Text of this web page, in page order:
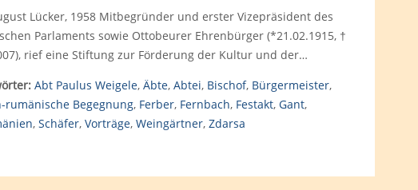
Lücker, 1958 Mitbegründer und erster Vizepräsident des
Parlaments sowie Ottobeurer Ehrenbürger (*21.02.1915, †
rief eine Stiftung zur Förderung der Kultur und der…
Abt Paulus Weigele, Äbte, Abtei, Bischof, Bürgermeister,
rumänische Begegnung, Ferber, Fernbach, Festakt, Gant,
, Schäfer, Vorträge, Weingärtner, Zdarsa